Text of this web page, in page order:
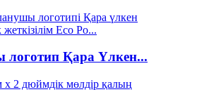
логотип Қара Үлкен...